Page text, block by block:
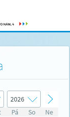
Pá So
Ne